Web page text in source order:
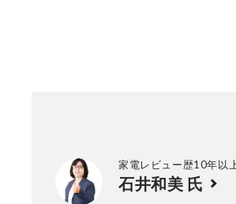
家電レビュー歴10年以
石井和美 氏